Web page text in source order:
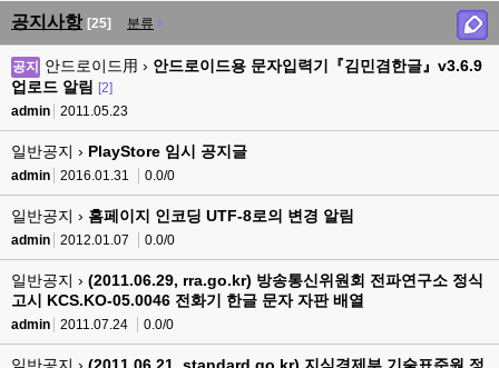
공지사항 [25] 분류
공지 안드로이드用 › 안드로이드용 문자입력기『김민겸한글』v3.6.9
업로드 알림 [2]
admin
2011.05.23
일반공지 › PlayStore 임시 공지글
admin 2016.01.31 0.0/0
일반공지 › 홈페이지 인코딩 UTF-8로의 변경 알림
admin 2012.01.07 0.0/0
일반공지 › (2011.06.29, rra.go.kr) 방송통신위원회 전파연구소 정식
고시 KCS.KO-05.0046 전화기 한글 문자 자판 배열
admin 2011.07.24 0.0/0